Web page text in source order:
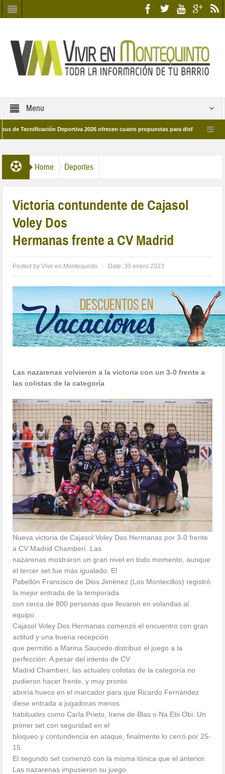
Menu
Deportiva 2026 ofrecen cuatro propuestas para disfrutar del deporte
Home Deportes
Victoria contundente de Cajasol
Voley Dos
Hermanas frente a CV Madrid
Posted byVivir en Montequinto Date:30 enero 2023
Las nazarenas volvieron a la victoria con un 3-0 frente a
las colistas de la categoría
Nueva victoria de Cajasol Voley Dos Hermanas por 3-0 frente
a CV Madrid Chamberí. Las
nazarenas mostraron un gran nivel en todo momento, aunque
el tercer set fue más igualado. El
Pabellón Francisco de Dios Jiménez (Los Montecillos) registró
la mejor entrada de la temporada
con cerca de 800 personas que llevaron en volandas al
equipo.
Cajasol Voley Dos Hermanas comenzó el encuentro con gran
actitud y una buena recepción
que permitió a Marina Saucedo distribuir el juego a la
perfección. A pesar del intento de CV
Madrid Chamberí, las actuales colistas de la categoría no
pudieron hacer frente, y muy pronto
abriría hueco en el marcador para que Ricardo Fernández
diese entrada a jugadoras menos
habituales como Carla Prieto, Irene de Blas o Na Ebi Obi. Un
primer set con seguridad en el
bloqueo y contundencia en ataque, finalmente lo cerró por 25-
15.
El segundo set comenzó con la misma tónica que el anterior.
Las nazarenas impusieron su juego